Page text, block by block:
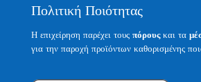
Πολιτική Ποιότητας
Η επιχείρηση παρέχει τους πόρουςκαι τα
για την παροχή προϊόντων καθορισμένης